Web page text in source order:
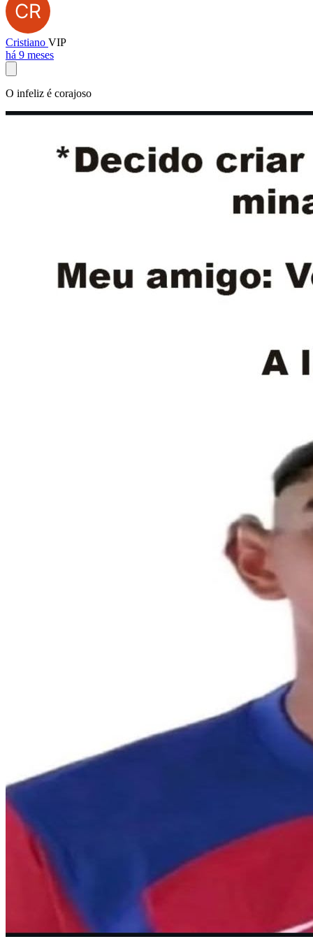
Cristiano VIP
há 9 meses
O infeliz é corajoso